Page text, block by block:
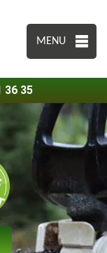
MENU
36 35